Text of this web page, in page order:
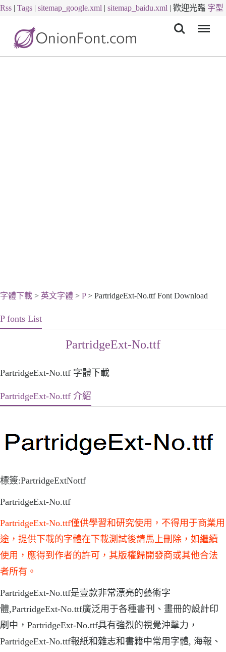
Rss | Tags | sitemap_google.xml | sitemap_baidu.xml | 歡迎光臨 字型
字體下載 > 英文字體 > P> PartridgeExt-No.ttf Font Download
P fonts List
PartridgeExt-No.ttf
PartridgeExt-No.ttf 字體下載
PartridgeExt-No.ttf 介紹
標簽:PartridgeExtNottf
PartridgeExt-No.ttf
PartridgeExt-No.ttf僅供學習和研究使用，不得用于商業用
途，提供下載的字體在下載測試後請馬上刪除，如繼續
使用，應得到作者的許可，其版權歸開發商或其他合法
者所有。
PartridgeExt-No.ttf是壹款非常漂亮的藝術字
體,PartridgeExt-No.ttf廣泛用于各種書刊、畫冊的設計印
刷中，PartridgeExt-No.ttf具有強烈的視覺沖擊力，
PartridgeExt-No.ttf報紙和雜志和書籍中常用字體, 海報、